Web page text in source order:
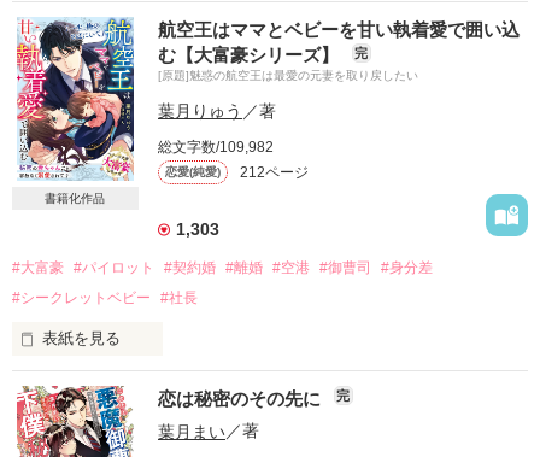
あの日、あなたに告げようと思ったの。
でも離婚届を持ったあなたは、私に言った。
『子供なんか出来てたら、最悪だったよな。俺たち。』
だから、あなたには言えなかった。
『あなたの子供を妊娠しました』なんて…
♡　godisdora様、いつも素敵なレビューをありがとうご
   　♡　葉山心愛様、レビュー頂けてとても嬉しいです！あり
がとうございます！
書籍化作品
航空王はママとベビーを甘い執着愛で囲い込
む【大富豪シリーズ】
完
[原題]魅惑の航空王は最愛の元妻を取り戻したい
葉月りゅう ／著
総文字数/109,982
恋愛(純愛) 212ページ
1,303
#大富豪 #パイロット #契約婚 #離婚 #空港 #御曹司
#身分差
#シークレットベビー
#社長
表紙を見る
決して手に入れられないものはない
御曹司かつ元パイロットの航空会社社長
恋は秘密のその先に 完
葉月まい／著